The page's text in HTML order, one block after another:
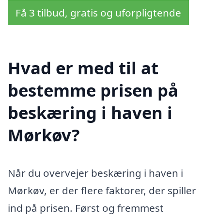
Få 3 tilbud, gratis og uforpligtende
Hvad er med til at
bestemme prisen på
beskæring i haven i
Mørkøv?
Når du overvejer beskæring i haven i
Mørkøv, er der flere faktorer, der spiller
ind på prisen. Først og fremmest